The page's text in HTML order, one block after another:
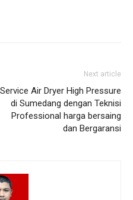
Next article
Service Air Dryer High Pressure
di Sumedang dengan Teknisi
Professional harga bersaing
dan Bergaransi